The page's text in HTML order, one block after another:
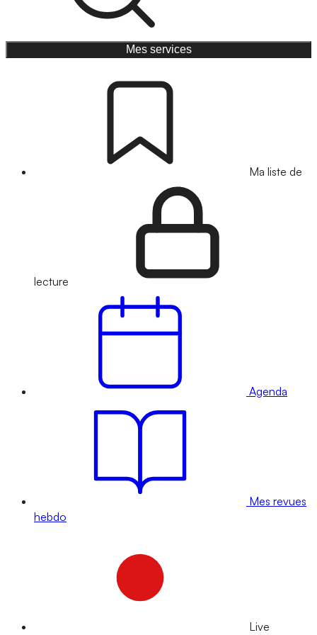
Mes services
Ma liste de
lecture
Agenda
Mes revues
hebdo
Live